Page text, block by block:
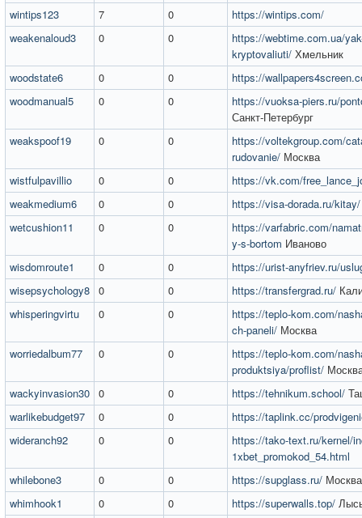
wintips123
7 0
https://wintips.com/
weakenaloud3
0 0
https://webtime.com.ua/
kryptovaliuti/ Хмельник
woodstate6
0 0
https://
woodmanual5
0 0
https://vuoksa-piers.ru/
Санкт-Петербург
weakspoof19
0 0
https://voltekgroup.com/
rudovanie/ Москва
wistfulpavillio
0 0
https://vk.com/
weakmedium6
0 0 https://visa-dorada.ru/kitay/
wetcushion11
0 0
https://varfabric.com/
y-s-bortom Иваново
wisdomroute1
0 0
https://urist-anyfriev.ru/
wisepsychology8 0 0 https://transfergrad.ru/
whisperingvirtu
0 0
https://teplo-kom.com/
ch-paneli/ Москва
worriedalbum77
0 0
https://teplo-kom.com/
produktsiya/proflist/
wackyinvasion30 0 0 https://tehnikum.school/
warlikebudget97
0 0
https://taplink.cc/
wideranch92
0 0
https://tako-text.ru/kernel/
1xbet_promokod_54.html
whilebone3
0 0 https://supglass.ru/ Москва
whimhook1
0 0 https://superwalls.top/